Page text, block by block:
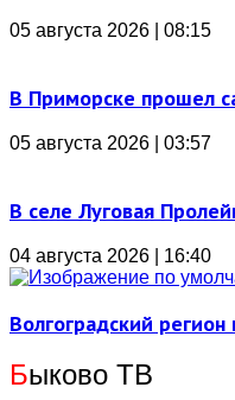
05 августа 2026 | 08:15
В Приморске прошел
05 августа 2026 | 03:57
В селе Луговая
04 августа 2026 | 16:40
Волгоградский
Быково ТВ